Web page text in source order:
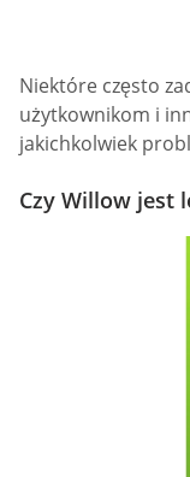
Niektóre często
użytkownikom i
jakichkolwiek
Czy Willow jest